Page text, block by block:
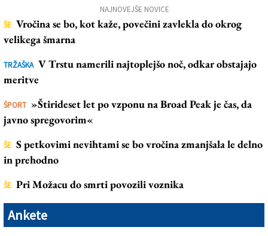
NAJNOVEJŠE NOVICE
ŠE Vročina se bo, kot kaže, povečini zavlekla do okrog
velikega šmarna
TRŽAŠKA V Trstu namerili najtoplejšo noč, odkar obstajajo
meritve
ŠPORT »Štirideset let po vzponu na Broad Peak je čas, da
javno spregovorim«
ŠE S petkovimi nevihtami se bo vročina zmanjšala le delno
in prehodno
ŠE Pri Možacu do smrti povozili voznika
Ankete